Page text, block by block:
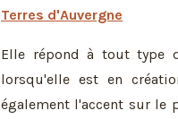
Terres d'Auvergne
Elle répond à tout type
lorsqu'elle est en
également l'accent sur le